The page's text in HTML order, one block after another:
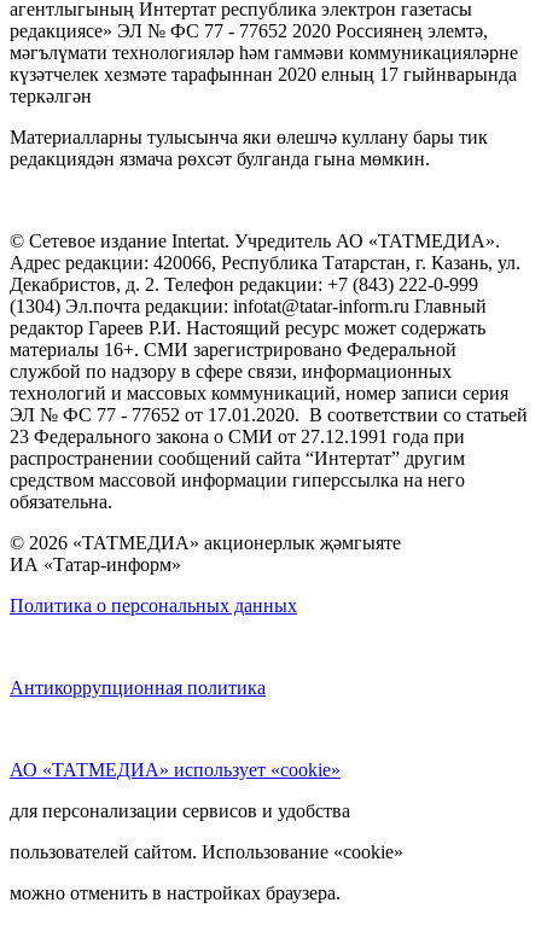
агентлыгының Интертат республика электрон газетасы
редакциясе» ЭЛ № ФС 77 - 77652 2020 Россиянең элемтә,
мәгълүмати технологияләр һәм гаммәви коммуникацияләрне
күзәтчелек хезмәте тарафыннан 2020 елның 17 гыйнварында
теркәлгән
Материалларны тулысынча яки өлешчә куллану бары тик
редакциядән язмача рөхсәт булганда гына мөмкин.
© Сетевое издание Intertat. Учредитель АО «ТАТМЕДИА».
Адрес редакции: 420066, Республика Татарстан, г. Казань, ул.
Декабристов, д. 2. Телефон редакции: +7 (843) 222-0-999
(1304) Эл.почта редакции: infotat@tatar-inform.ru Главный
редактор Гареев Р.И. Настоящий ресурс может содержать
материалы 16+. СМИ зарегистрировано Федеральной
службой по надзору в сфере связи, информационных
технологий и массовых коммуникаций, номер записи серия
ЭЛ № ФС 77 - 77652 от 17.01.2020. В соответствии со статьей
23 Федерального закона о СМИ от 27.12.1991 года при
распространении сообщений сайта “Интертат” другим
средством массовой информации гиперссылка на него
обязательна.
© 2026 «ТАТМЕДИА» акционерлык җәмгыяте
ИА «Татар-информ»
Политика о персональных данных
Антикоррупционная политика
АО «ТАТМЕДИА» использует «cookie»
для персонализации сервисов и удобства
пользователей сайтом. Использование «cookie»
можно отменить в настройках браузера.